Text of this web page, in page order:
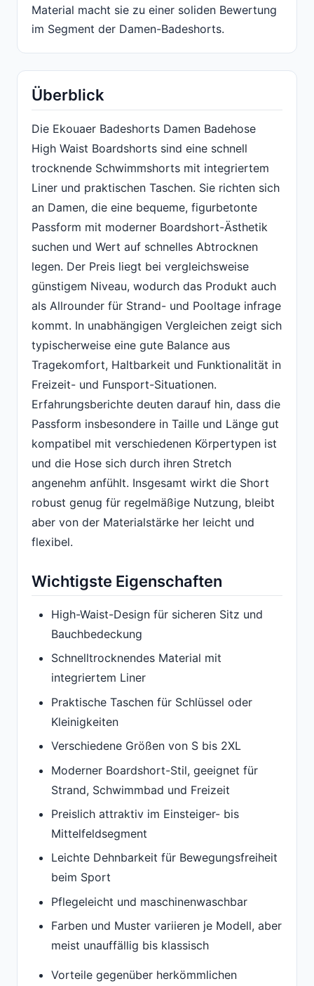
Material macht sie zu einer soliden Bewertung
im Segment der Damen-Badeshorts.
Überblick
Die Ekouaer Badeshorts Damen Badehose
High Waist Boardshorts sind eine schnell
trocknende Schwimmshorts mit integriertem
Liner und praktischen Taschen. Sie richten sich
an Damen, die eine bequeme, figurbetonte
Passform mit moderner Boardshort-Ästhetik
suchen und Wert auf schnelles Abtrocknen
legen. Der Preis liegt bei vergleichsweise
günstigem Niveau, wodurch das Produkt auch
als Allrounder für Strand- und Pooltage infrage
kommt. In unabhängigen Vergleichen zeigt sich
typischerweise eine gute Balance aus
Tragekomfort, Haltbarkeit und Funktionalität in
Freizeit- und Funsport-Situationen.
Erfahrungsberichte deuten darauf hin, dass die
Passform insbesondere in Taille und Länge gut
kompatibel mit verschiedenen Körpertypen ist
und die Hose sich durch ihren Stretch
angenehm anfühlt. Insgesamt wirkt die Short
robust genug für regelmäßige Nutzung, bleibt
aber von der Materialstärke her leicht und
flexibel.
Wichtigste Eigenschaften
High-Waist-Design für sicheren Sitz und
Bauchbedeckung
Schnelltrocknendes Material mit
integriertem Liner
Praktische Taschen für Schlüssel oder
Kleinigkeiten
Verschiedene Größen von S bis 2XL
Moderner Boardshort-Stil, geeignet für
Strand, Schwimmbad und Freizeit
Preislich attraktiv im Einsteiger- bis
Mittelfeldsegment
Leichte Dehnbarkeit für Bewegungsfreiheit
beim Sport
Pflegeleicht und maschinenwaschbar
Farben und Muster variieren je Modell, aber
meist unauffällig bis klassisch
Vorteile gegenüber herkömmlichen